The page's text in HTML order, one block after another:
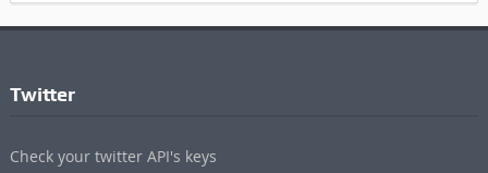
Twitter
Check your twitter API's keys